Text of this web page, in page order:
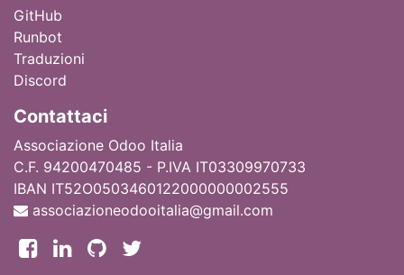
GitHub
Runbot
Traduzioni
Discord
Contattaci
Associazione Odoo Italia
C.F. 94200470485 - P.IVA IT03309970733
IBAN IT52O0503460122000000002555
associazioneodooitalia@gmail.com